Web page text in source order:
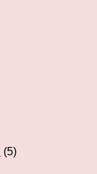
(5)